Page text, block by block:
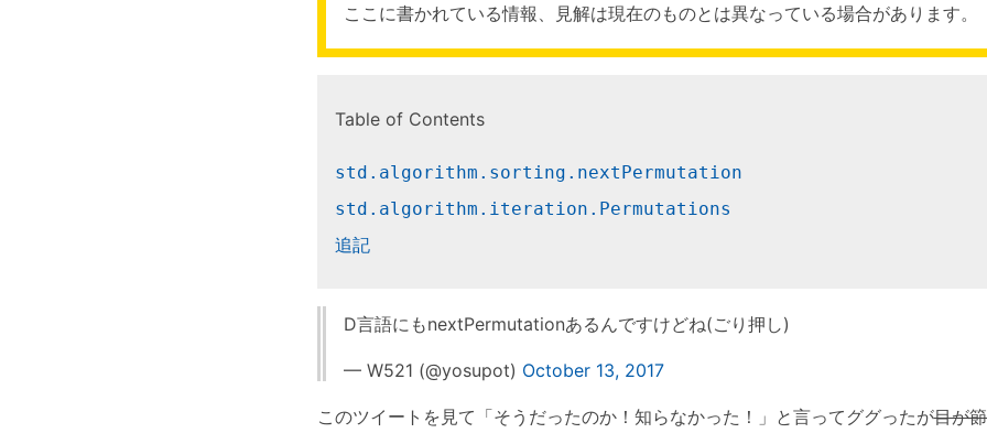
ここに書かれている情報、見解は現在のものとは異なっている場合があります。
Table of Contents
std.algorithm.sorting.nextPermutation
std.algorithm.iteration.Permutations
追記
D言語にもnextPermutationあるんですけどね(ごり押し)
— W521 (@yosupot) October 13, 2017
このツイートを見て「そうだったのか！知らなかった！」と言ってググったが目が